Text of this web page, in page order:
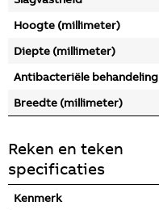
Hoogte (millimeter)
Diepte (millimeter)
Antibacteriële behandeling
Breedte (millimeter)
Reken en teken
specificaties
Kenmerk